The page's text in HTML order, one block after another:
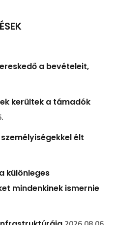
a bevételeit,
kerültek a támadók
élt
különleges
mindenkinek ismernie